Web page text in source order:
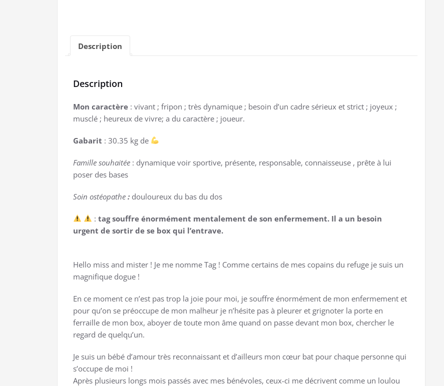
Description
Description
Mon caractère : vivant ; fripon ; très dynamique ; besoin d’un cadre sérieux et strict ; joyeux ;
musclé ; heureux de vivre; a du caractère ; joueur.
Gabarit : 30.35 kg de
Famille souhaitée : dynamique voir sportive, présente, responsable, connaisseuse , prête à lui
poser des bases
Soin ostéopathe : douloureux du bas du dos
:tag souffre énormément mentalement de son enfermement. Il a un besoin
urgent de sortir de se box qui l’entrave.
Hello miss and mister ! Je me nomme Tag ! Comme certains de mes copains du refuge je suis un
magnifique dogue !
En ce moment ce n’est pas trop la joie pour moi, je souffre énormément de mon enfermement et
pour qu’on se préoccupe de mon malheur je n’hésite pas à pleurer et grignoter la porte en
ferraille de mon box, aboyer de toute mon âme quand on passe devant mon box, chercher le
regard de quelqu’un.
Je suis un bébé d’amour très reconnaissant et d’ailleurs mon cœur bat pour chaque personne qui
s’occupe de moi !
Après plusieurs longs mois passés avec mes bénévoles, ceux-ci me décrivent comme un loulou